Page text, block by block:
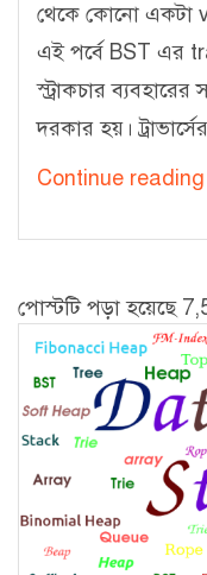
থেকে কোনো একটা
এই পর্বে BST এর
স্ট্রাকচার
দরকার হয়।
Continue reading
পোস্টটি পড়া হয়েছে